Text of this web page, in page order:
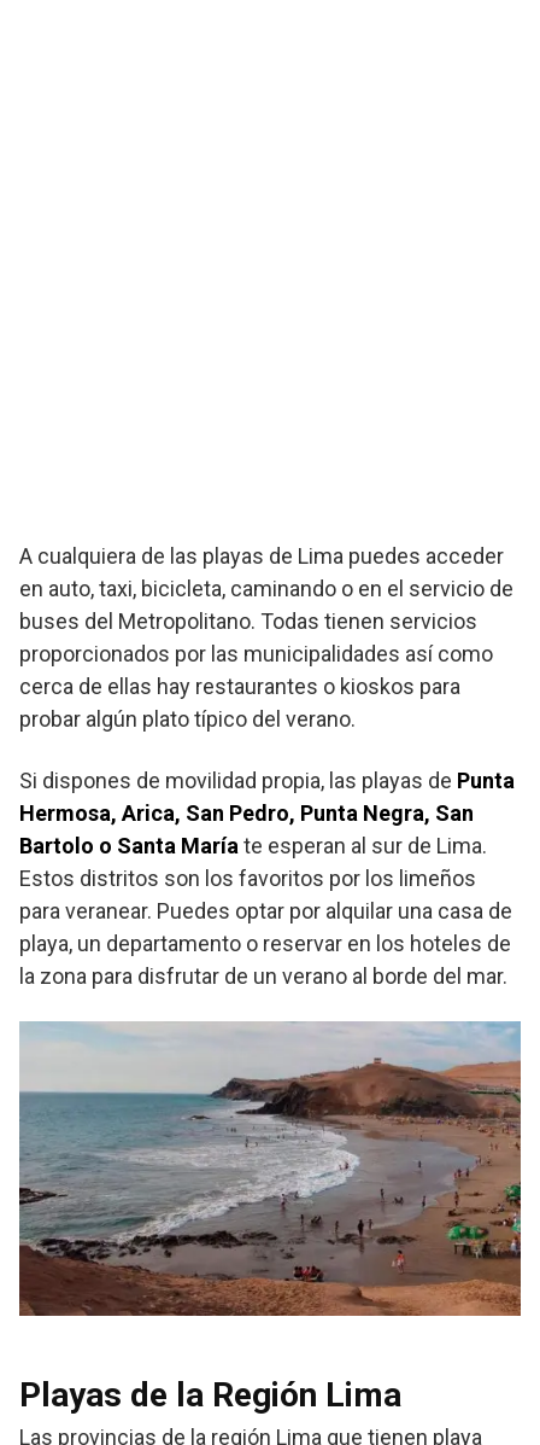
A cualquiera de las playas de Lima puedes acceder
en auto, taxi, bicicleta, caminando o en el servicio de
buses del Metropolitano. Todas tienen servicios
proporcionados por las municipalidades así como
cerca de ellas hay restaurantes o kioskos para
probar algún plato típico del verano.
Si dispones de movilidad propia, las playas de Punta
Hermosa, Arica, San Pedro, Punta Negra, San
Bartolo o Santa María te esperan al sur de Lima.
Estos distritos son los favoritos por los limeños
para veranear. Puedes optar por alquilar una casa de
playa, un departamento o reservar en los hoteles de
la zona para disfrutar de un verano al borde del mar.
Playas de la Región Lima
Las provincias de la región Lima que tienen playa